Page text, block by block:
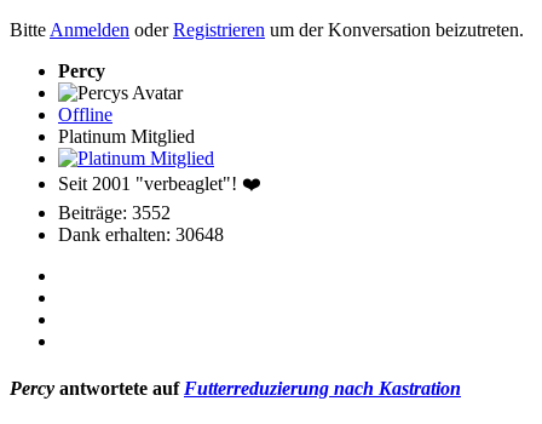
Bitte Anmelden oderRegistrieren um der Konversation beizutreten.
Percy
Offline
Platinum Mitglied
Seit 2001 "verbeaglet"! ❤️
Beiträge: 3552
Dank erhalten: 30648
Percy antwortete auf Futterreduzierung nach Kastration